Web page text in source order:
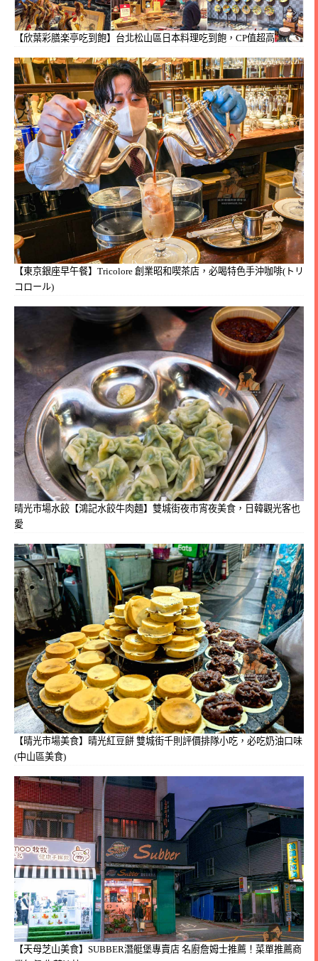
【欣葉彩膳楽亭吃到飽】台北松山區日本料理吃到飽，CP值超高
【東京銀座早午餐】Tricolore 創業昭和喫茶店，必喝特色手沖咖啡(トリ
コロール)
晴光市場水餃【鴻記水餃牛肉麵】雙城街夜市宵夜美食，日韓觀光客也
愛
【晴光市場美食】晴光紅豆餅 雙城街千則評價排隊小吃，必吃奶油口味
(中山區美食)
【天母芝山美食】SUBBER潛艇堡專賣店 名廚詹姆士推薦！菜單推薦商